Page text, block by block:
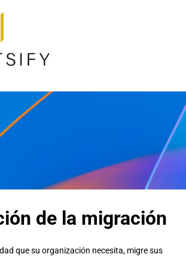
de la migración
que su organización necesita, migre sus